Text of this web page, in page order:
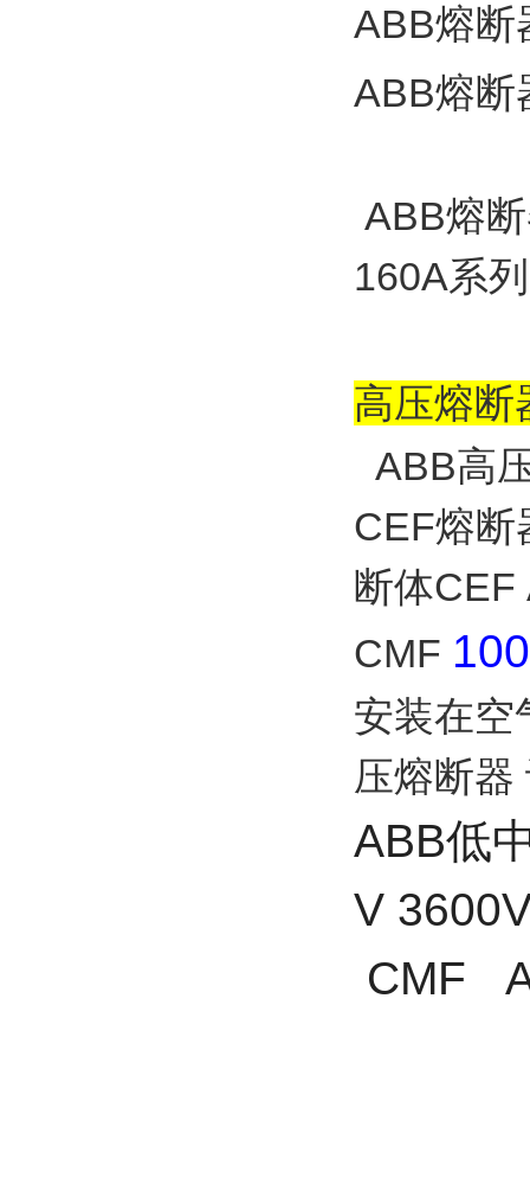
ABB熔
ABB熔
ABB熔
160A系
高压熔
ABB高
CEF熔
断体CEF
CMF
安装在空
压熔断器
ABB低
V
CMF